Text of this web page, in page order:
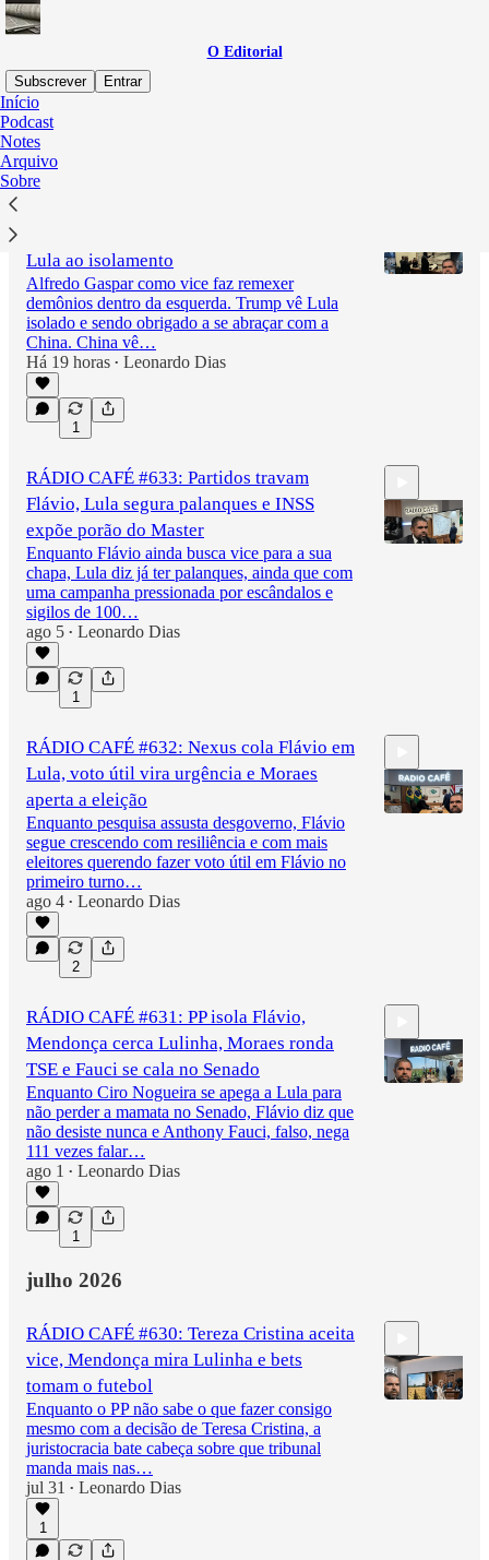
O Editorial
Subscrever
Entrar
Início
Podcast
Notes
Arquivo
Sobre
Mais recente
Lula ao isolamento
Alfredo Gaspar como vice faz remexer
demônios dentro da esquerda. Trump vê Lula
isolado e sendo obrigado a se abraçar com a
China. China vê…
Há 19 horas • Leonardo Dias
1
RÁDIO CAFÉ #633: Partidos travam
Flávio, Lula segura palanques e INSS
expõe porão do Master
Enquanto Flávio ainda busca vice para a sua
chapa, Lula diz já ter palanques, ainda que com
uma campanha pressionada por escândalos e
sigilos de 100…
ago 5 • Leonardo Dias
1
RÁDIO CAFÉ #632: Nexus cola Flávio em
Lula, voto útil vira urgência e Moraes
aperta a eleição
Enquanto pesquisa assusta desgoverno, Flávio
segue crescendo com resiliência e com mais
eleitores querendo fazer voto útil em Flávio no
primeiro turno…
ago 4 • Leonardo Dias
2
RÁDIO CAFÉ #631: PP isola Flávio,
Mendonça cerca Lulinha, Moraes ronda
TSE e Fauci se cala no Senado
Enquanto Ciro Nogueira se apega a Lula para
não perder a mamata no Senado, Flávio diz que
não desiste nunca e Anthony Fauci, falso, nega
111 vezes falar…
ago 1
• Leonardo Dias
1
julho 2026
RÁDIO CAFÉ #630: Tereza Cristina aceita
vice, Mendonça mira Lulinha e bets
tomam o futebol
Enquanto o PP não sabe o que fazer consigo
mesmo com a decisão de Teresa Cristina, a
juristocracia bate cabeça sobre que tribunal
manda mais nas…
jul 31 • Leonardo Dias
1